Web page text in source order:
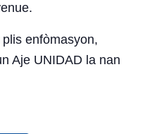
enfòmasyon,
Aje UNIDAD la nan